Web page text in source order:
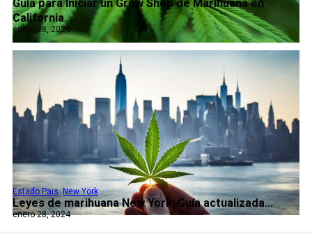
Guía para Iniciar un Grow Shop de Marihuana en
California...
enero 28, 2024
Leyes de marihuana New York: Guía actualizada...
Estado Pais,New York
enero 28, 2024